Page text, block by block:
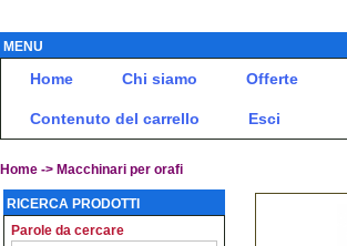
MENU
Home Chi siamo Offerte
Contenuto del carrello Esci
Home -> Macchinari per orafi
RICERCA PRODOTTI
Parole da cercare